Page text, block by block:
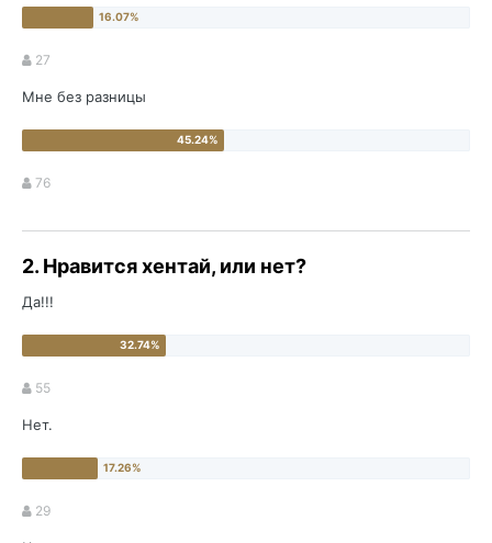
27
Мне без разницы
76
2. Нравится хентай, или нет?
Да!!!
55
Нет.
29